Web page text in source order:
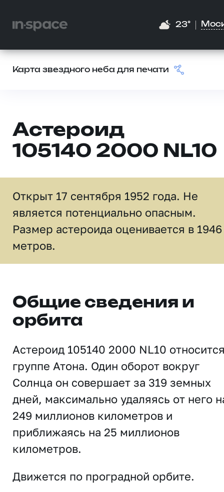
23°
Карта звездного неба для печати
Астероид
105140 2000 NL10
Открыт 17 сентября 1952 года. Не
является потенциально опасным.
Размер астероида оценивается в 1946
метров.
Общие сведения и
орбита
Астероид 105140 2000 NL10
группе Атона. Один оборот вокруг
Солнца он совершает за 319 земных
дней, максимально удаляясь от него
249 миллионов километров и
приближаясь на 25 миллионов
километров.
Движется по проградной орбите.